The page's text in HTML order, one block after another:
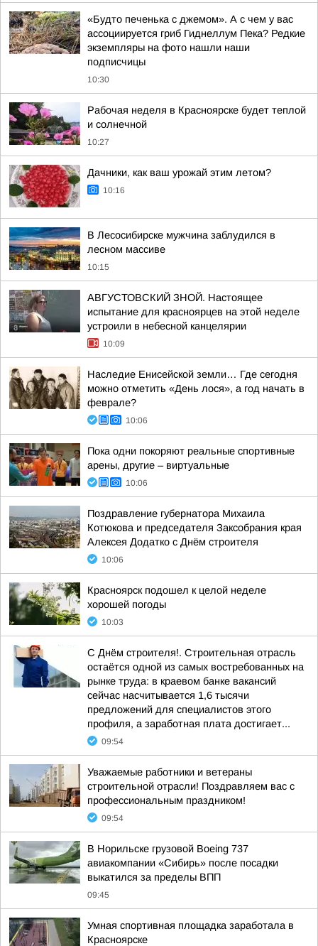
«Будто печенька с джемом». А с чем у вас
ассоциируется гриб Гиднеллум Пека? Редкие
экземпляры на фото нашли наши
подписчицы
10:30
Рабочая неделя в Красноярске будет теплой
и солнечной
10:27
Дачники, как ваш урожай этим летом?
10:16
В Лесосибирске мужчина заблудился в
лесном массиве
10:15
АВГУСТОВСКИЙ ЗНОЙ. Настоящее
испытание для красноярцев на этой неделе
устроили в небесной канцелярии
10:09
Наследие Енисейской земли… Где сегодня
можно отметить «День лося», а год начать в
феврале?
10:06
Пока одни покоряют реальные спортивные
арены, другие – виртуальные
10:06
Поздравление губернатора Михаила
Котюкова и председателя Заксобрания края
Алексея Додатко с Днём строителя
10:06
Красноярск подошел к целой неделе
хорошей погоды
10:03
С Днём строителя!. Строительная отрасль
остаётся одной из самых востребованных на
рынке труда: в краевом банке вакансий
сейчас насчитывается 1,6 тысячи
предложений для специалистов этого
профиля, а заработная плата достигает...
09:54
Уважаемые работники и ветераны
строительной отрасли! Поздравляем вас с
профессиональным праздником!
09:54
В Норильске грузовой Boeing 737
авиакомпании «Сибирь» после посадки
выкатился за пределы ВПП
09:45
Умная спортивная площадка заработала в
Красноярске